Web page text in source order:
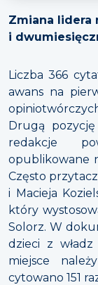
Zmiana lidera
i
Liczba 366
awans na
Drugą
redakcje
opublikowane
Często
i Macieja
który
Solorz. W
dzieci z
miejsce
cytowano 151